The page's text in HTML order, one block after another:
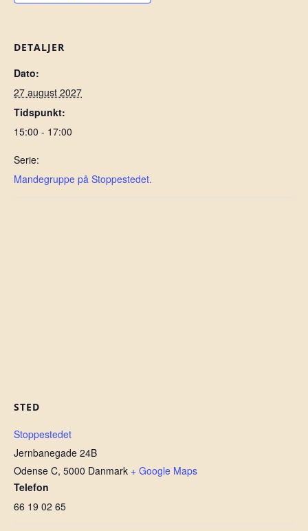
DETALJER
Dato:
27 august 2027
Tidspunkt:
15:00 - 17:00
Serie:
Mandegruppe på Stoppestedet.
STED
Stoppestedet
Jernbanegade 24B
Odense C, 5000 Danmark + Google Maps
Telefon
66 19 02 65